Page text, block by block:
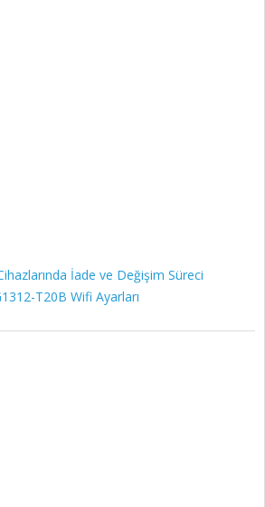
İade ve Değişim Süreci
T20B Wifi Ayarları